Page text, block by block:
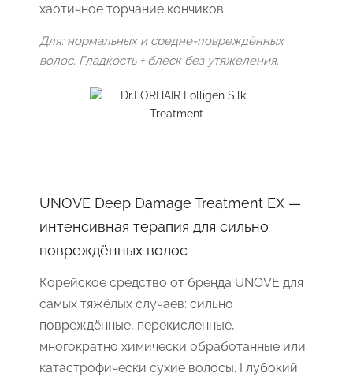
хаотичное торчание кончиков.
Для: нормальных и средне-повреждённых
волос. Гладкость + блеск без утяжеления.
UNOVE Deep Damage Treatment EX —
интенсивная терапия для сильно
повреждённых волос
Корейское средство от бренда UNOVE для
самых тяжёлых случаев: сильно
повреждённые, перекисленные,
многократно химически обработанные или
катастрофически сухие волосы. Глубокий